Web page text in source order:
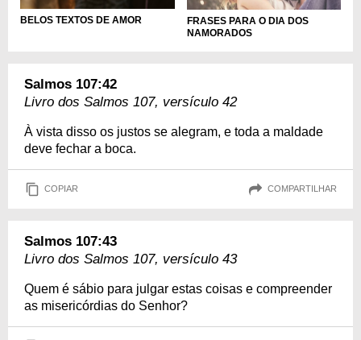
BELOS TEXTOS DE AMOR
FRASES PARA O DIA DOS
NAMORADOS
Salmos 107:42
Livro dos Salmos 107, versículo 42
À vista disso os justos se alegram, e toda a maldade
deve fechar a boca.
COPIAR COMPARTILHAR
Salmos 107:43
Livro dos Salmos 107, versículo 43
Quem é sábio para julgar estas coisas e compreender
as misericórdias do Senhor?